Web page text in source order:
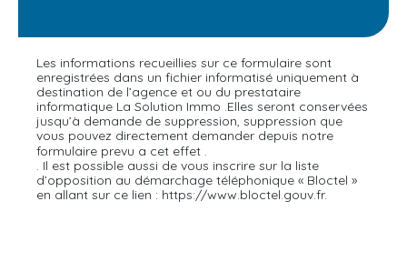
Les informations recueillies sur ce formulaire sont
enregistrées dans un fichier informatisé uniquement à
destination de l’agence et ou du prestataire
informatique La Solution Immo .Elles seront conservées
jusqu’à demande de suppression, suppression que
vous pouvez directement demander depuis notre
formulaire prevu a cet effet .
. Il est possible aussi de vous inscrire sur la liste
d’opposition au démarchage téléphonique « Bloctel »
en allant sur ce lien : https://www.bloctel.gouv.fr.